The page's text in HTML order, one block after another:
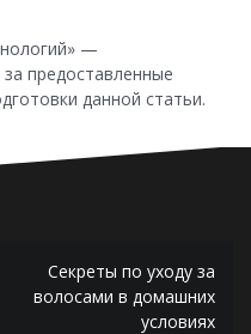
—
предоставленные
данной статьи.
Секреты по уходу за
волосами в домашних
условиях